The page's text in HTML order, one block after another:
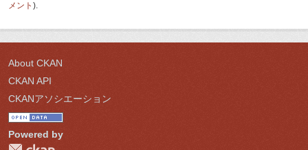
メント ).
About CKAN
CKAN API
CKANアソシエーション
Powered by